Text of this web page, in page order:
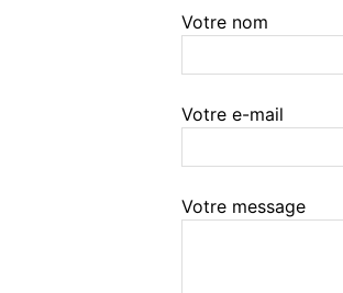
Votre nom
Votre e-mail
Votre message